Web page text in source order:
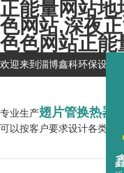
正能量网站地
色网站,深夜
色色网站正能
欢迎来到淄博鑫科环保设备
专业生产翅片管换热器
可以按客户要求设计各类换